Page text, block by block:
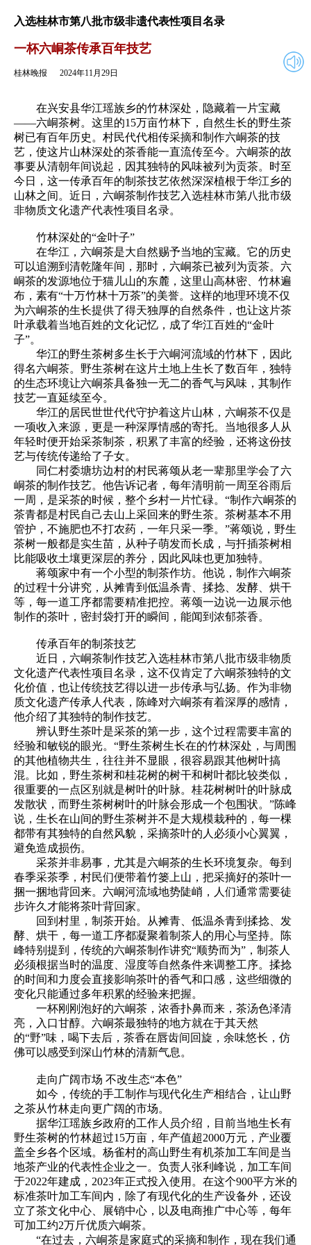
2024年11月29日
入选桂林市第八批市级非遗代表性项目名录
一杯六峒茶传承百年技艺
桂林晚报 2024年11月29日
在兴安县华江瑶族乡的竹林深处，隐藏着一片宝藏
——六峒茶树。这里的15万亩竹林下，自然生长的野生茶
树已有百年历史。村民代代相传采摘和制作六峒茶的技
艺，使这片山林深处的茶香能一直流传至今。六峒茶的故
事要从清朝年间说起，因其独特的风味被列为贡茶。时至
今日，这一传承百年的制茶技艺依然深深植根于华江乡的
山林之间。近日，六峒茶制作技艺入选桂林市第八批市级
非物质文化遗产代表性项目名录。
竹林深处的“金叶子”
在华江，六峒茶是大自然赐予当地的宝藏。它的历史
可以追溯到清乾隆年间，那时，六峒茶已被列为贡茶。六
峒茶的发源地位于猫儿山的东麓，这里山高林密、竹林遍
布，素有“十万竹林十万茶”的美誉。这样的地理环境不仅
为六峒茶的生长提供了得天独厚的自然条件，也让这片茶
叶承载着当地百姓的文化记忆，成了华江百姓的“金叶
子”。
华江的野生茶树多生长于六峒河流域的竹林下，因此
得名六峒茶。野生茶树在这片土地上生长了数百年，独特
的生态环境让六峒茶具备独一无二的香气与风味，其制作
技艺一直延续至今。
华江的居民世世代代守护着这片山林，六峒茶不仅是
一项收入来源，更是一种深厚情感的寄托。当地很多人从
年轻时便开始采茶制茶，积累了丰富的经验，还将这份技
艺与传统传递给了子女。
同仁村委塘坊边村的村民蒋颂从老一辈那里学会了六
峒茶的制作技艺。他告诉记者，每年清明前一周至谷雨后
一周，是采茶的时候，整个乡村一片忙碌。“制作六峒茶的
茶青都是村民自己去山上采回来的野生茶。茶树基本不用
管护，不施肥也不打农药，一年只采一季。”蒋颂说，野生
茶树一般都是实生苗，从种子萌发而长成，与扦插茶树相
比能吸收土壤更深层的养分，因此风味也更加独特。
蒋颂家中有一个小型的制茶作坊。他说，制作六峒茶
的过程十分讲究，从摊青到低温杀青、揉捻、发酵、烘干
等，每一道工序都需要精准把控。蒋颂一边说一边展示他
制作的茶叶，密封袋打开的瞬间，能闻到浓郁茶香。
传承百年的制茶技艺
近日，六峒茶制作技艺入选桂林市第八批市级非物质
文化遗产代表性项目名录，这不仅肯定了六峒茶独特的文
化价值，也让传统技艺得以进一步传承与弘扬。作为非物
质文化遗产传承人代表，陈峰对六峒茶有着深厚的感情，
他介绍了其独特的制作技艺。
辨认野生茶叶是采茶的第一步，这个过程需要丰富的
经验和敏锐的眼光。“野生茶树生长在的竹林深处，与周围
的其他植物共生，往往并不显眼，很容易跟其他树叶搞
混。比如，野生茶树和桂花树的树干和树叶都比较类似，
很重要的一点区别就是树叶的叶脉。桂花树树叶的叶脉成
发散状，而野生茶树树叶的叶脉会形成一个包围状。”陈峰
说，生长在山间的野生茶树并不是大规模栽种的，每一棵
都带有其独特的自然风貌，采摘茶叶的人必须小心翼翼，
避免造成损伤。
采茶并非易事，尤其是六峒茶的生长环境复杂。每到
春季采茶季，村民们便带着竹篓上山，把采摘好的茶叶一
捆一捆地背回来。六峒河流域地势陡峭，人们通常需要徒
步许久才能将茶叶背回家。
回到村里，制茶开始。从摊青、低温杀青到揉捻、发
酵、烘干，每一道工序都凝聚着制茶人的用心与坚持。陈
峰特别提到，传统的六峒茶制作讲究“顺势而为”，制茶人
必须根据当时的温度、湿度等自然条件来调整工序。揉捻
的时间和力度会直接影响茶叶的香气和口感，这些细微的
变化只能通过多年积累的经验来把握。
一杯刚刚泡好的六峒茶，浓香扑鼻而来，茶汤色泽清
亮，入口甘醇。六峒茶最独特的地方就在于其天然
的“野”味，喝下去后，茶香在唇齿间回旋，余味悠长，仿
佛可以感受到深山竹林的清新气息。
走向广阔市场 不改生态“本色”
如今，传统的手工制作与现代化生产相结合，让山野
之茶从竹林走向更广阔的市场。
据华江瑶族乡政府的工作人员介绍，目前当地生长有
野生茶树的竹林超过15万亩，年产值超2000万元，产业覆
盖全乡各个区域。杨雀村的高山野生有机茶加工车间是当
地茶产业的代表性企业之一。负责人张利峰说，加工车间
于2022年建成，2023年正式投入使用。在这个900平方米的
标准茶叶加工车间内，除了有现代化的生产设备外，还设
立了茶文化中心、展销中心，以及电商推广中心等，每年
可加工约2万斤优质六峒茶。
“在过去，六峒茶是家庭式的采摘和制作，现在我们通